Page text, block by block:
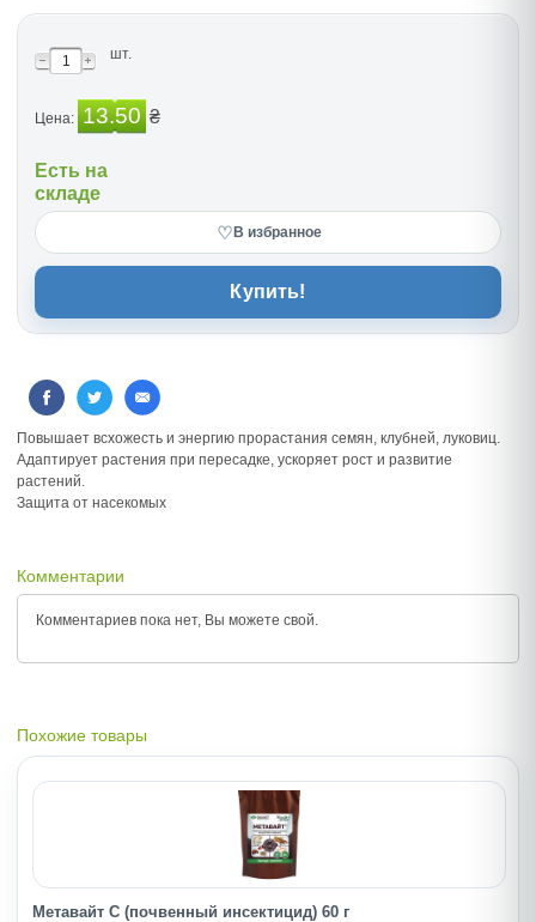
шт.
Цена: 13.50 ₴
Есть на
складе
♡ В избранное
Купить!
Повышает всхожесть и энергию прорастания семян, клубней, луковиц.
Адаптирует растения при пересадке, ускоряет рост и развитие
растений.
Защита от насекомых
Комментарии
Комментариев пока нет, Вы можете свой.
Похожие товары
Метавайт С (почвенный инсектицид) 60 г